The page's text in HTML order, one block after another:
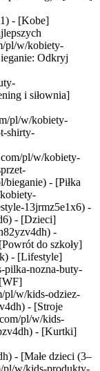
- [Kobe]
pl/w/kobiety-
Odkryj
i siłownia]
pl/w/kobiety-
shirty-
pl/w/kobiety-
- [Piłka
13jrmz5e1x6) -
- [Dzieci]
-
do szkoły]
- [Lifestyle]
pilka-nozna-buty-
pl/w/kids-odziez-
- [Stroje
pl/w/kids-
- [Kurtki]
- [Małe dzieci (3–
pl/w/kids-produkty-